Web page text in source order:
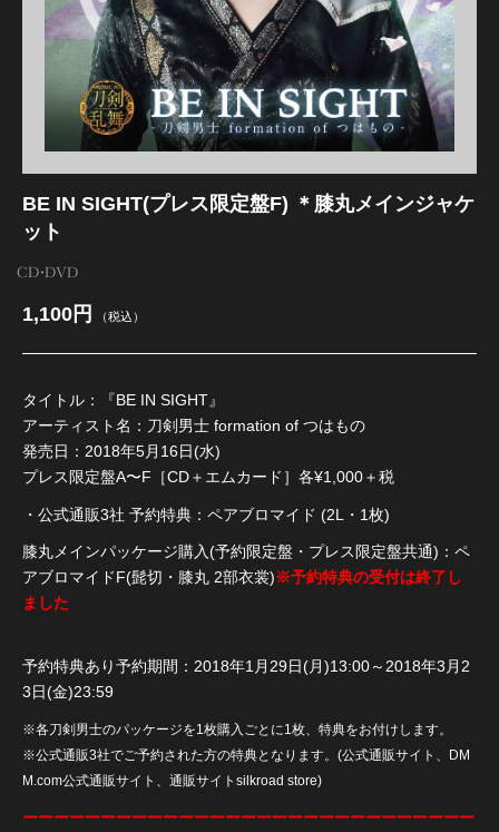
髭切 単騎出陣 ～夢幻泡影～
江 おん すていじ かうんとだうんぱーてぃー
BE IN SIGHT(プレス限定盤F) ＊膝丸メインジャケ
ット
CD・DVD
1,100円 （税込）
タイトル：『BE IN SIGHT』
アーティスト名：刀剣男士 formation of つはもの
発売日：2018年5月16日(水)
プレス限定盤A〜F［CD＋エムカード］各¥1,000＋税
・公式通販3社 予約特典：ペアブロマイド (2L・1枚)
膝丸メインパッケージ購入(予約限定盤・プレス限定盤共通)：ペ
アブロマイドF(髭切・膝丸 2部衣裳)※予約特典の受付は終了し
ました
予約特典あり予約期間：2018年1月29日(月)13:00～2018年3月2
3日(金)23:59
※各刀剣男士のパッケージを1枚購入ごとに1枚、特典をお付けします。
※公式通販3社でご予約された方の特典となります。(公式通販サイト、DM
M.com公式通販サイト、通販サイトsilkroad store)
ーーーーーーーーーーーーーーーーーーーーーーーーーーーーー